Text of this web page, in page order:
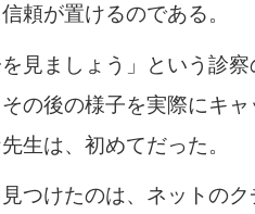
頼が置けるのである。
を見ましょう」という診
の後の様子を実際にキ
生は、初めてだった。
つけたのは、ネットの